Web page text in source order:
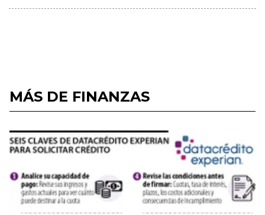
MÁS DE FINANZAS